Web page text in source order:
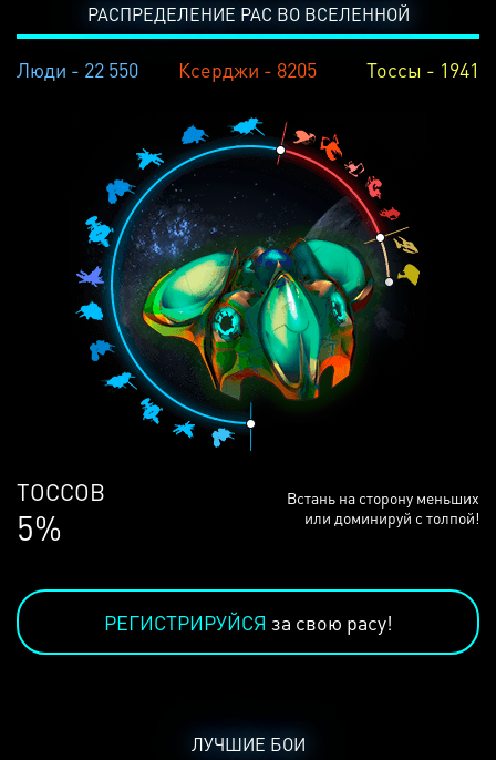
РАСПРЕДЕЛЕНИЕ РАС ВО ВСЕЛЕННОЙ
Люди - 22 550 Ксерджи - 8205 Тоссы - 1941
ЛЮДЕЙ
68%
Встань на сторону меньших
или доминируй с толпой!
РЕГИСТРИРУЙСЯ за свою расу!
ЛУЧШИЕ БОИ